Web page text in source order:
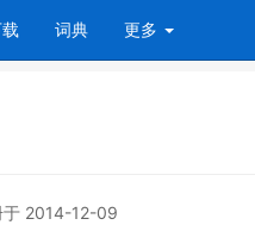
词典 更多
于 2014-12-09